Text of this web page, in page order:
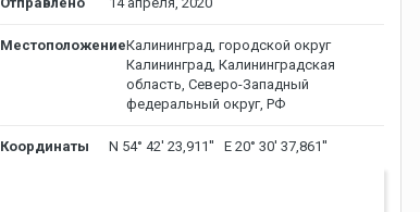
МестоположениеКалининград, городской округ
Калининград, Калининградская
область, Северо-Западный
федеральный округ, РФ
Координаты N 54° 42' 23,911'' E 20° 30' 37,861''